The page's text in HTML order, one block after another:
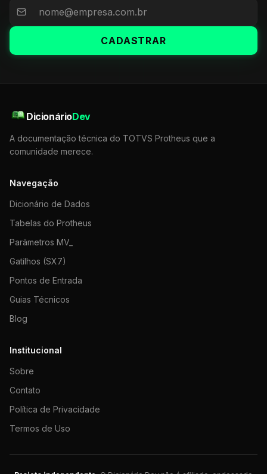
CADASTRAR
DicionárioDev
A documentação técnica do TOTVS Protheus que a
comunidade merece.
Navegação
Dicionário de Dados
Tabelas do Protheus
Parâmetros MV_
Gatilhos (SX7)
Pontos de Entrada
Guias Técnicos
Blog
Institucional
Sobre
Contato
Política de Privacidade
Termos de Uso